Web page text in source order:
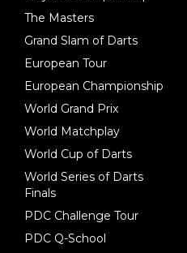
The Masters
Grand Slam of Darts
European Tour
European Championship
World Grand Prix
World Matchplay
World Cup of Darts
World Series of Darts
Finals
PDC Challenge Tour
PDC Q-School